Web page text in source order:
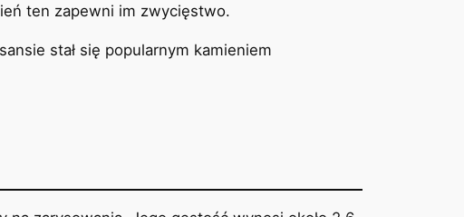
ten zapewni im zwycięstwo.
stał się popularnym kamieniem